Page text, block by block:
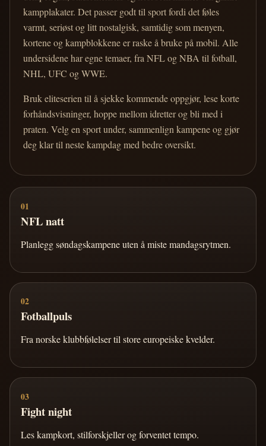
kampplakater. Det passer godt til sport fordi det føles
varmt, seriøst og litt nostalgisk, samtidig som menyen,
kortene og kampblokkene er raske å bruke på mobil. Alle
undersidene har egne temaer, fra NFL og NBA til fotball,
NHL, UFC og WWE.
Bruk eliteserien til å sjekke kommende oppgjør, lese korte
forhåndsvisninger, hoppe mellom idretter og bli med i
praten. Velg en sport under, sammenlign kampene og gjør
deg klar til neste kampdag med bedre oversikt.
01
NFL natt
Planlegg søndagskampene uten å miste mandagsrytmen.
02
Fotballpuls
Fra norske klubbfølelser til store europeiske kvelder.
03
Fight night
Les kampkort, stilforskjeller og forventet tempo.